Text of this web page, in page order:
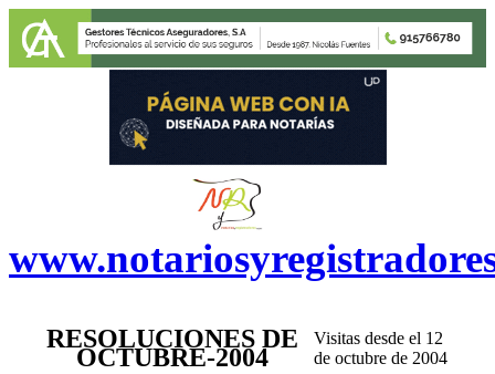
RESOLUCIONES DE
OCTUBRE-2004
Visitas desde el 12
de octubre de 2004